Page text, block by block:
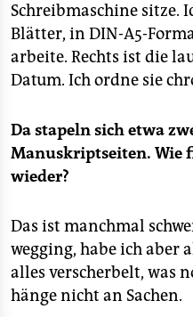
Schreibmaschine sitze.
Blätter, in DIN-A5-
arbeite. Rechts ist die
Datum. Ich ordne sie
Da stapeln sich etwa
Manuskriptseiten. Wie
wieder?
Das ist manchmal
wegging, habe ich aber
alles verscherbelt, was
hänge nicht an Sachen.